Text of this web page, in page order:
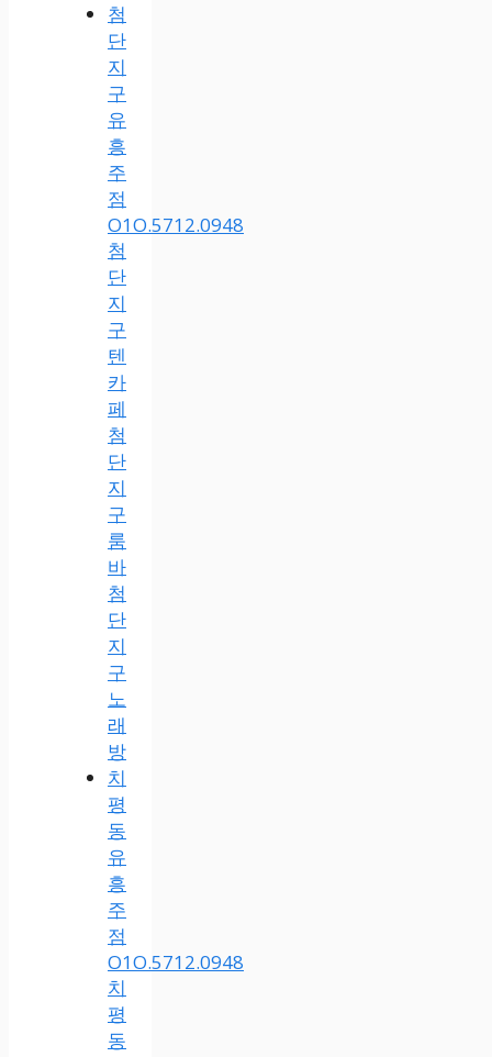
첨
단
지
구
유
흥
주
점
O1O.5712.0948
첨
단
지
구
텐
카
페
첨
단
지
구
룸
바
첨
단
지
구
노
래
방
치
평
동
유
흥
주
점
O1O.5712.0948
치
평
동